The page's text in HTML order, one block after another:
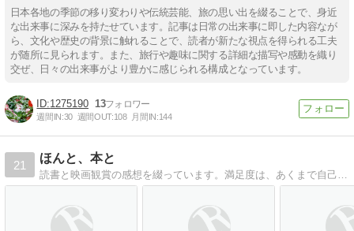
日本各地の季節の移り変わりや伝統芸能、旅の思い出を綴ることで、身近
な出来事に深みを持たせています。記事は日常の出来事に即した内容なが
ら、文化や歴史の背景に触れることで、読者が新たな視点を得られる工夫
が随所に見られます。また、旅行や趣味に関する詳細な描写や感動を織り
交ぜ、日々の出来事がより豊かに感じられる構成となっています。
1275190 13
週間IN:30 週間OUT:108 月間IN:144
21
ほんと、本と